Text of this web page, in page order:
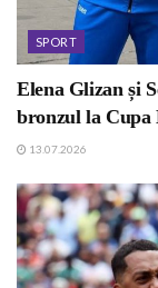
SPORT
Elena Glizan și
bronzul la Cupa
13.07.2026